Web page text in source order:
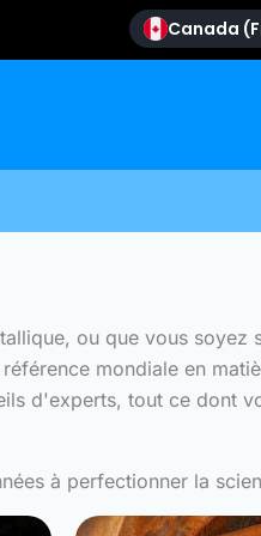
Canada
ou que vous soyez
mondiale en
d'experts, tout ce dont
à perfectionner la